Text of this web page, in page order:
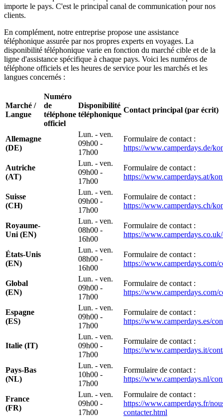
importe le pays. C'est le principal canal de communication pour nos
clients.
En complément, notre entreprise propose une assistance
téléphonique assurée par nos propres experts en voyages. La
disponibilité téléphonique varie en fonction du marché cible et de la
ligne d'assistance spécifique à chaque pays. Voici les numéros de
téléphone officiels et les heures de service pour les marchés et les
langues concernés :
Marché /
Langue
Numéro
de
téléphone
officiel
Disponibilité
téléphonique
Contact principal (par écrit)
Allemagne
(DE)
Lun. - ven.
09h00 -
17h00
Formulaire de contact :
https://www.camperdays.de/
Autriche
(AT)
Lun. - ven.
09h00 -
17h00
Formulaire de contact :
https://www.camperdays.at/
Suisse
(CH)
Lun. - ven.
09h00 -
17h00
Formulaire de contact :
https://www.camperdays.ch/
Royaume-
Uni (EN)
Lun. - ven.
08h00 -
16h00
Formulaire de contact :
https://
États-Unis
(EN)
Lun. - ven.
08h00 -
16h00
Formulaire de contact :
https://www.camperdays.com/
Global
(EN)
Lun. - ven.
09h00 -
17h00
Formulaire de contact :
https://www.camperdays.com/
Espagne
(ES)
Lun. - ven.
09h00 -
17h00
Formulaire de contact :
https://www.camperdays.es/
Italie (IT)
Lun. - ven.
09h00 -
17h00
Formulaire de contact :
https://www.camperdays.it/
Pays-Bas
(NL)
Lun. - ven.
10h00 -
17h00
Formulaire de contact :
https://www.camperdays.nl/
France
(FR)
Lun. - ven.
09h00 -
17h00
Formulaire de contact :
https://www.camperdays.fr/
contacter.html